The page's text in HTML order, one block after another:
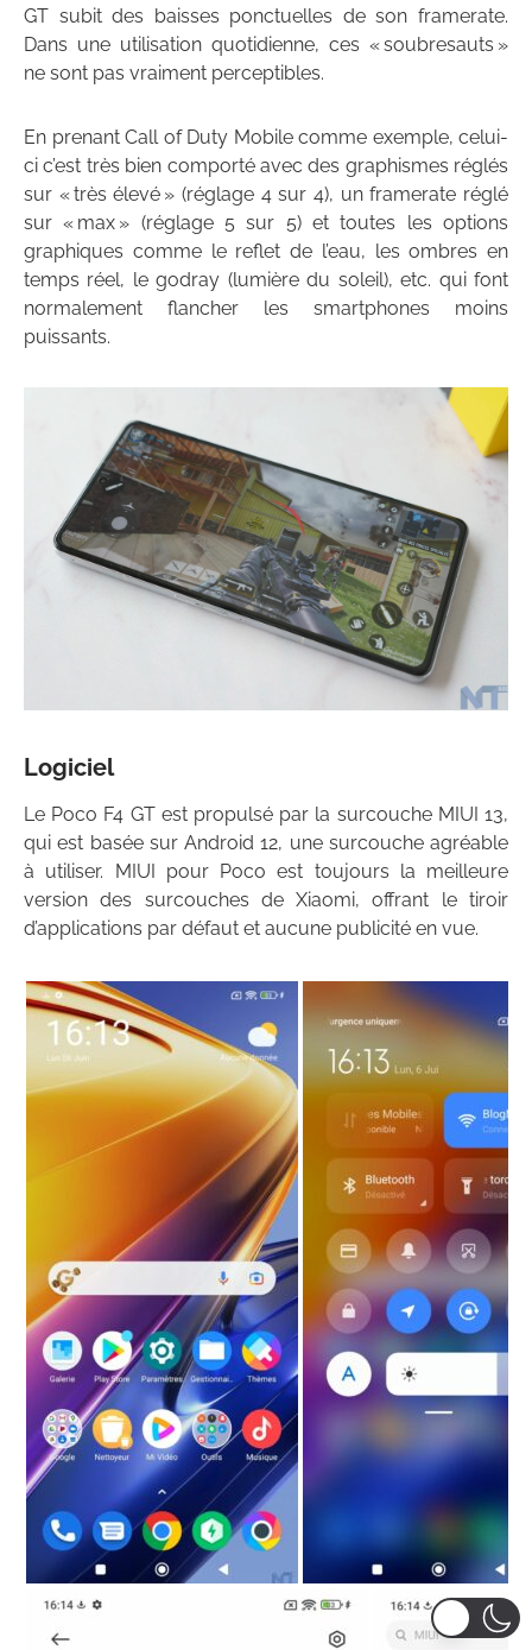
GT subit des baisses ponctuelles de son framerate.
Dans une utilisation quotidienne, ces « soubresauts »
ne sont pas vraiment perceptibles.
En prenant Call of Duty Mobile comme exemple, celui-
ci c’est très bien comporté avec des graphismes réglés
sur « très élevé » (réglage 4 sur 4), un framerate réglé
sur « max » (réglage 5 sur 5) et toutes les options
graphiques comme le reflet de l’eau, les ombres en
temps réel, le godray (lumière du soleil), etc. qui font
normalement flancher les smartphones moins
puissants.
Logiciel
Le Poco F4 GT est propulsé par la surcouche MIUI 13,
qui est basée sur Android 12, une surcouche agréable
à utiliser. MIUI pour Poco est toujours la meilleure
version des surcouches de Xiaomi, offrant le tiroir
d’applications par défaut et aucune publicité en vue.